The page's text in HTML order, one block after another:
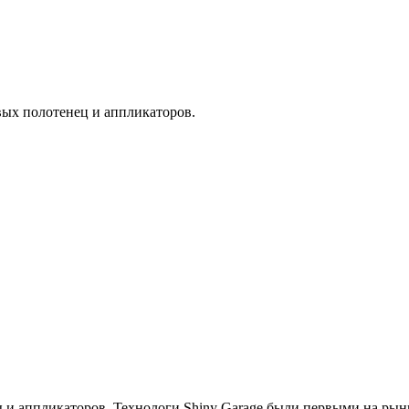
полотенец и аппликаторов.